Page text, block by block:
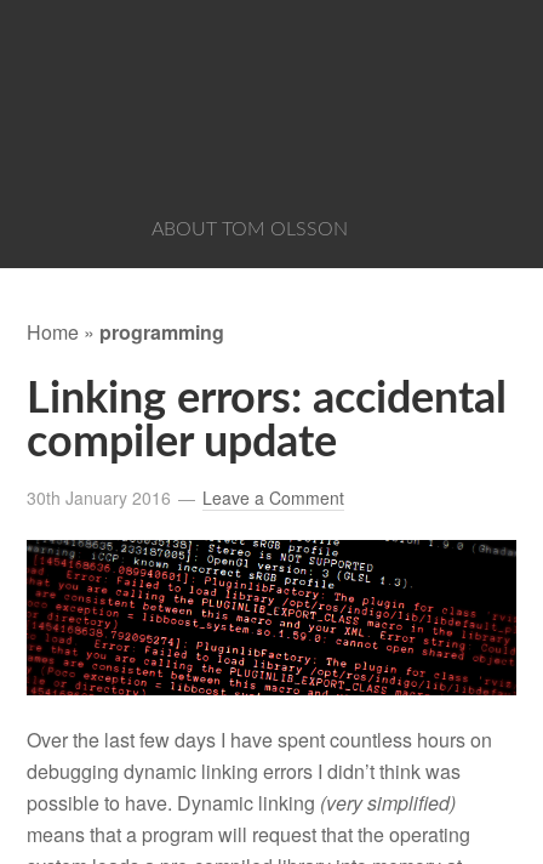
ABOUT TOM OLSSON
Home » programming
Linking errors: accidental
compiler update
30th January 2016 Leave a Comment
Over the last few days I have spent countless hours on
debugging dynamic linking errors I didn’t think was
possible to have. Dynamic linking (very simplified)
means that a program will request that the operating